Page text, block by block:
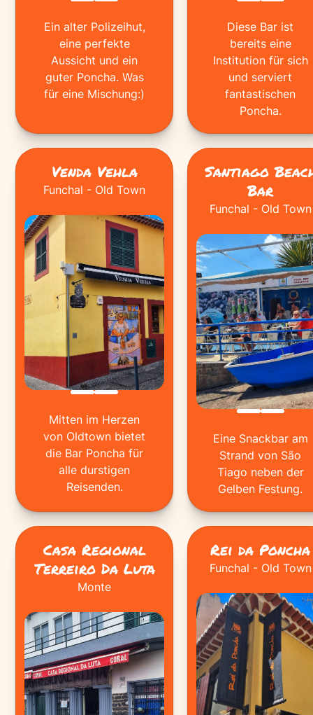
Ein alter Polizeihut,
eine perfekte
Aussicht und ein
guter Poncha. Was
für eine Mischung:)
Diese Bar ist
bereits eine
Institution für sich
und serviert
fantastischen
Poncha.
Venda Vehla
Funchal - Old Town
Mitten im Herzen
von Oldtown bietet
die Bar Poncha für
alle durstigen
Reisenden.
Santiago
Bar
Funchal - Old Town
Eine Snackbar am
Strand von São
Tiago neben der
Gelben Festung.
Casa Regional
Terreiro Da Luta
Monte
Rei da Poncha
Funchal - Old Town